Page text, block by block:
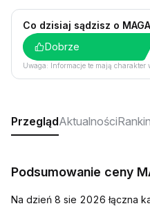
Co dzisiaj sądzisz o MAGA
Dobrze
Uwaga: Informacje te mają charakter
PrzeglądAktualności
Podsumowanie ceny
Na dzień 8 sie 2026 łączna